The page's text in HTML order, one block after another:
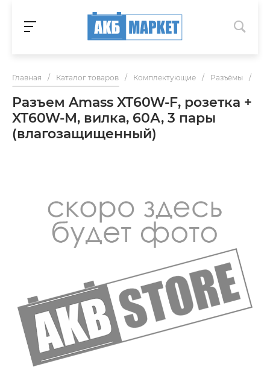
Главная / Каталог товаров / Комплектующие / Разъёмы /
Разъем Amass XT60W-F, розетка +
XT60W-M, вилка, 60А, 3 пары
(влагозащищенный)